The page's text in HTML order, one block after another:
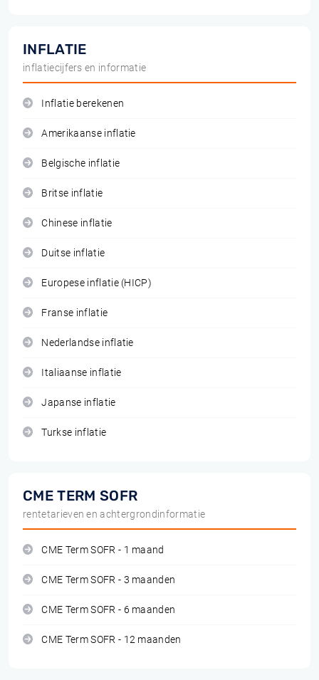
INFLATIE
inflatiecijfers en informatie
Inflatie berekenen
Amerikaanse inflatie
Belgische inflatie
Britse inflatie
Chinese inflatie
Duitse inflatie
Europese inflatie (HICP)
Franse inflatie
Nederlandse inflatie
Italiaanse inflatie
Japanse inflatie
Turkse inflatie
CME TERM SOFR
rentetarieven en achtergrondinformatie
CME Term SOFR - 1 maand
CME Term SOFR - 3 maanden
CME Term SOFR - 6 maanden
CME Term SOFR - 12 maanden